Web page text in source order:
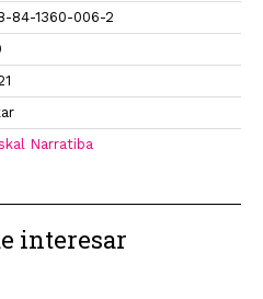
84-1360-006-2
Narratiba
interesar